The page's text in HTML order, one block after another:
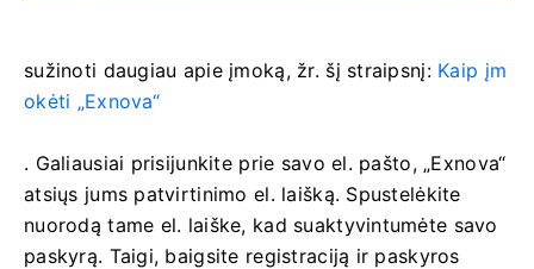
sužinoti daugiau apie įmoką, žr. šį straipsnį: Kaip įm
okėti „Exnova“
. Galiausiai prisijunkite prie savo el. pašto, „Exnova“
atsiųs jums patvirtinimo el. laišką. Spustelėkite
nuorodą tame el. laiške, kad suaktyvintumėte savo
paskyrą. Taigi, baigsite registraciją ir paskyros